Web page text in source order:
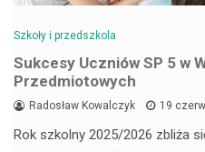
Szkoły i przedszkola
Sukcesy Uczniów SP 5 w
Przedmiotowych
Radosław Kowalczyk 19
Rok szkolny 2025/2026 zbliża